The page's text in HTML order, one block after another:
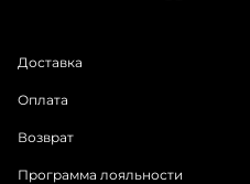
Доставка
Оплата
Возврат
Программа лояльности